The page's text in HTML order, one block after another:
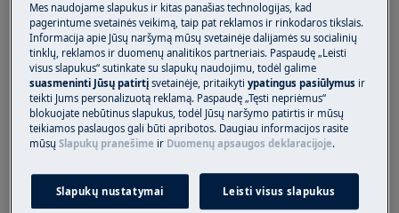
Šaldiklis
Vyno aušintuvas
Sprendimas:
1. Jeigu pažeidimas buvo pastebėtas
išpakuojant prietaisą, nedelsdami kreipkitės į
savo pardavėją ir išsiaiškinkite, ar jis buvo
Nebandykite prijungti prietaiso arba juo
Mes naudojame slapukus ir kitas panašias technologijas, kad
pagerintume svetainės veikimą, taip pat reklamos ir rinkodaros tikslais.
Informacija apie Jūsų naršymą mūsų svetainėje dalijamės su socialinių
tinklų, reklamos ir duomenų analitikos partneriais. Paspaudę „Leisti
visus slapukus“ sutinkate su slapukų naudojimu, todėl galime
suasmeninti Jūsų patirtįsvetainėje, pritaikytiypatingus pasiūlymus ir
teikti Jums personalizuotą reklamą. Paspaudę „Tęsti nepriėmus“
blokuojate nebūtinus slapukus, todėl Jūsų naršymo patirtis ir mūsų
teikiamos paslaugos gali būti apribotos. Daugiau informacijos rasite
mūsųSlapukų pranešime ir Duomenų apsaugos deklaracijoje.
Slapukų nustatymai Leisti visus slapukus